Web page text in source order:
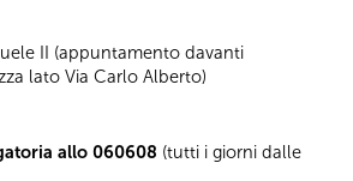
II (appuntamento davanti
lato Via Carlo Alberto)
allo 060608 (tutti i giorni dalle